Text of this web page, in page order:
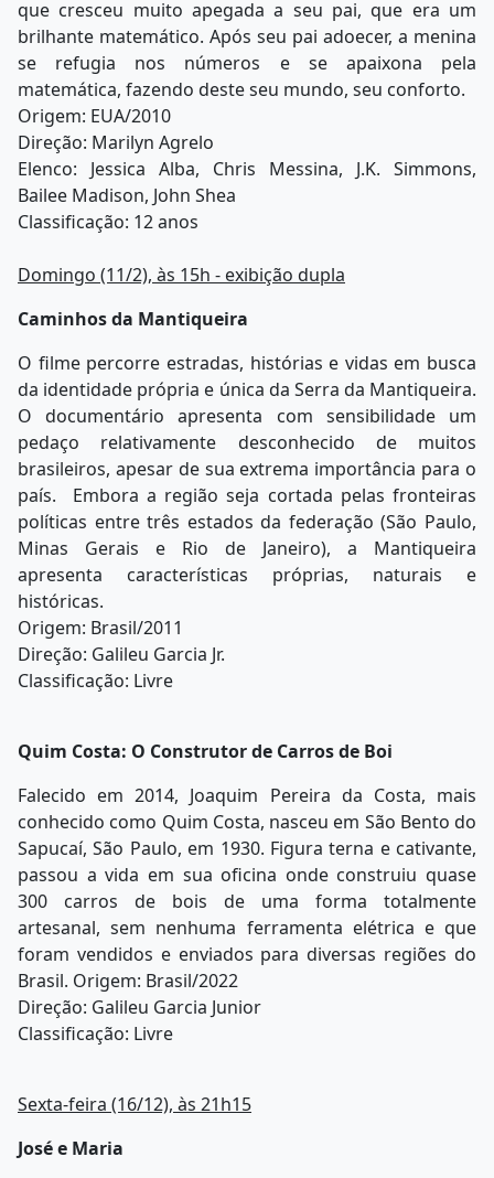
que cresceu muito apegada a seu pai, que era um
brilhante matemático. Após seu pai adoecer, a menina
se refugia nos números e se apaixona pela
matemática, fazendo deste seu mundo, seu conforto.
Origem: EUA/2010
Direção: Marilyn Agrelo
Elenco: Jessica Alba, Chris Messina, J.K. Simmons,
Bailee Madison, John Shea
Classificação: 12 anos
Domingo (11/2), às 15h - exibição dupla
Caminhos da Mantiqueira
O filme percorre estradas, histórias e vidas em busca
da identidade própria e única da Serra da Mantiqueira.
O documentário apresenta com sensibilidade um
pedaço relativamente desconhecido de muitos
brasileiros, apesar de sua extrema importância para o
país. Embora a região seja cortada pelas fronteiras
políticas entre três estados da federação (São Paulo,
Minas Gerais e Rio de Janeiro), a Mantiqueira
apresenta características próprias, naturais e
históricas.
Origem: Brasil/2011
Direção: Galileu Garcia Jr.
Classificação: Livre
Quim Costa: O Construtor de Carros de Boi
Falecido em 2014, Joaquim Pereira da Costa, mais
conhecido como Quim Costa, nasceu em São Bento do
Sapucaí, São Paulo, em 1930. Figura terna e cativante,
passou a vida em sua oficina onde construiu quase
300 carros de bois de uma forma totalmente
artesanal, sem nenhuma ferramenta elétrica e que
foram vendidos e enviados para diversas regiões do
Brasil. Origem: Brasil/2022
Direção: Galileu Garcia Junior
Classificação: Livre
Sexta-feira (16/12), às 21h15
José e Maria